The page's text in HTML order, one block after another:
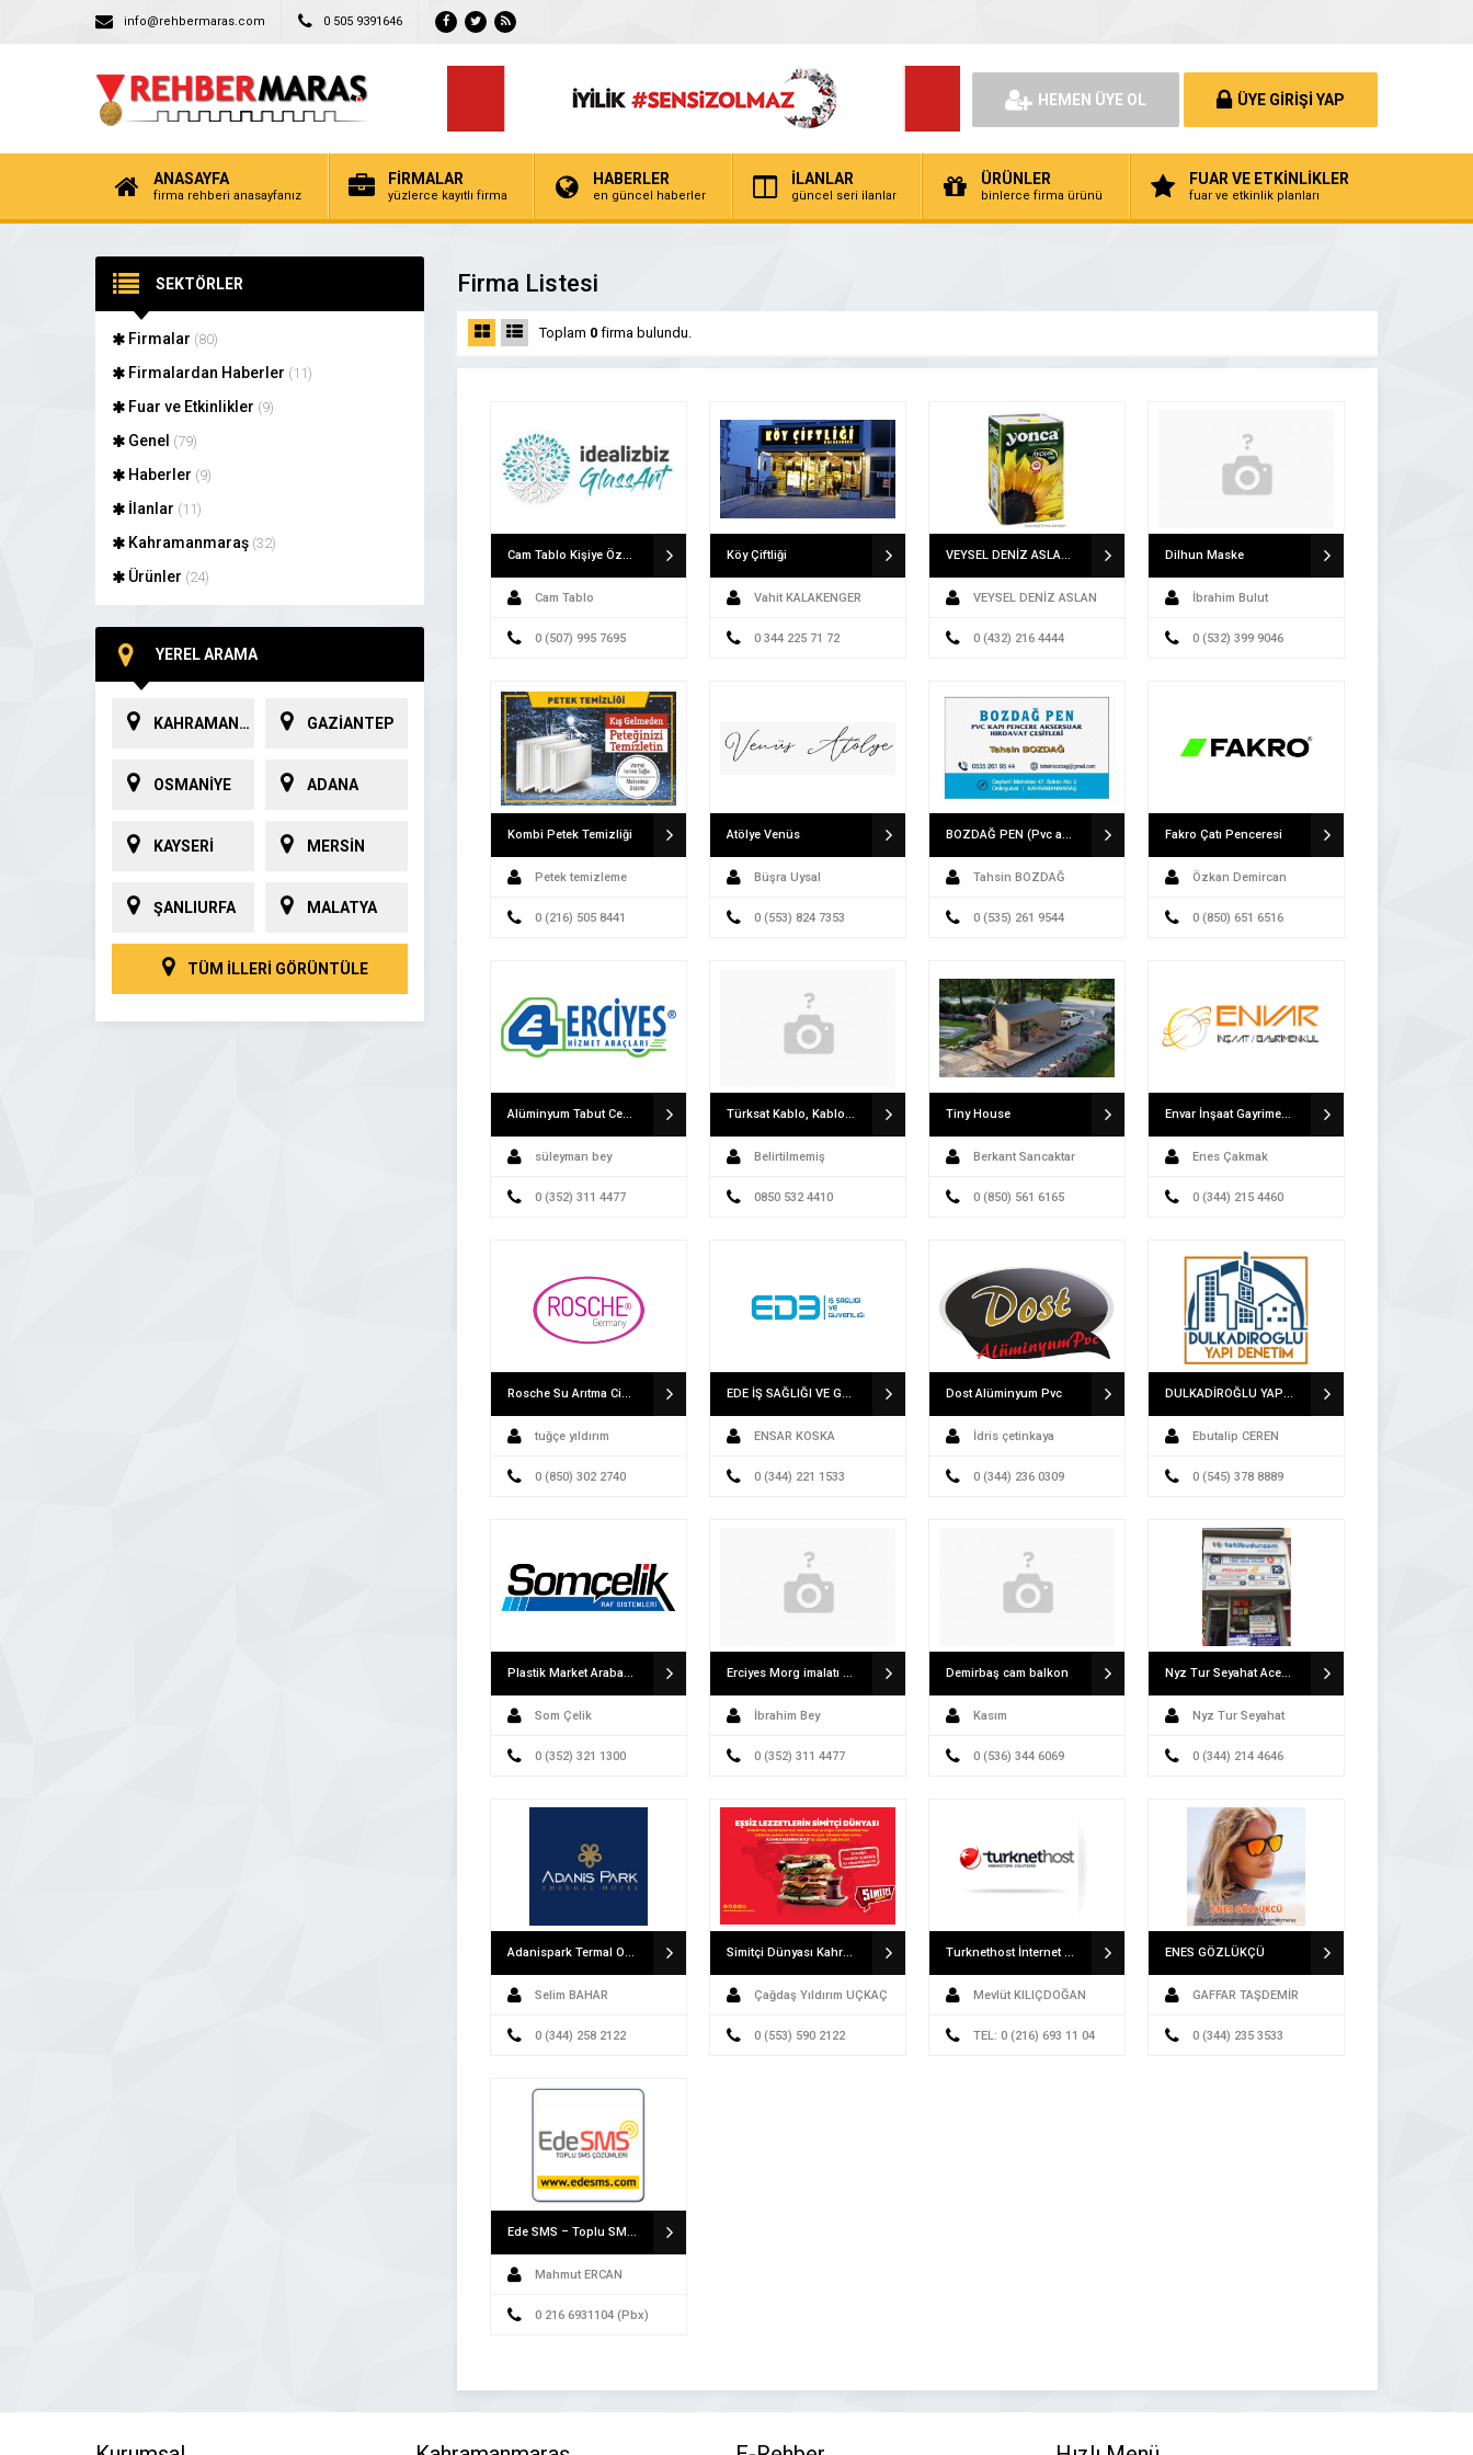
info@rehbermaras.com 0 505 9391646
HEMEN ÜYE OL ÜYE GİRİŞİ YAP
ANASAYFA
firma rehberi anasayfanız
FİRMALAR
yüzlerce kayıtlı firma
HABERLER
en güncel haberler
İLANLAR
güncel seri ilanlar
ÜRÜNLER
binlerce firma ürünü
FUAR VE ETKİNLİKLER
fuar ve etkinlik planları
SEKTÖRLER
Firmalar (80)
Firmalardan Haberler (11)
Fuar ve Etkinlikler (9)
Genel (79)
Haberler (9)
İlanlar (11)
Kahramanmaraş (32)
Ürünler (24)
YEREL ARAMA
KAHRAMANMARAŞ GAZİANTEP
OSMANİYE ADANA
KAYSERİ MERSİN
ŞANLIURFA MALATYA
TÜM İLLERİ GÖRÜNTÜLE
Firma Listesi
Toplam 0 firma bulundu.
Cam Tablo Kişiye Özel Cam Tablo İdealizbiz Cam Tablo Modelleri
Cam Tablo
0 (507) 995 7695
Köy Çiftliği
Vahit KALAKENGER
0 344 225 71 72
VEYSEL DENİZ ASLAN A.Ş VAN GIDA OTOMOTİV ELEKTRİK PETROL ÜRÜNLERİ İNŞAAT TEKSTİL TURİZM İTHALAT İHRACAT SAN.LTD.ŞTİ. A.Ş VAN
VEYSEL DENİZ ASLAN
0 (432) 216 4444
Dilhun Maske
İbrahim Bulut
0 (532) 399 9046
Kombi Petek Temizliği
Petek temizleme
0 (216) 505 8441
Atölye Venüs
Büşra Uysal
0 (553) 824 7353
BOZDAĞ PEN (Pvc aksesuar-hırdavat çeşitleri)
Tahsin BOZDAĞ
0 (535) 261 9544
Fakro Çatı Penceresi
Özkan Demircan
0 (850) 651 6516
Alüminyum Tabut Cenaze Yıkama Römorku Erciyes Hizmet Araçları Cenaze Römorku
süleyman bey
0 (352) 311 4477
Türksat Kablo, Kablonet internet ve Kablo TV
Belirtilmemiş
0850 532 4410
Tiny House
Berkant Sancaktar
0 (850) 561 6165
Envar İnşaat Gayrimenkul
Enes Çakmak
0 (344) 215 4460
Rosche Su Arıtma Cihazları
tuğçe yıldırım
0 (850) 302 2740
EDE İŞ SAĞLIĞI VE GÜVENLİĞİ OSGB SAN. VE TİC LTD. ŞTİ.
ENSAR KOSKA
0 (344) 221 1533
Dost Alüminyum Pvc
İdris çetinkaya
0 (344) 236 0309
DULKADİROĞLU YAPI DENETİM LTD. ŞTİ
Ebutalip CEREN
0 (545) 378 8889
Plastik Market Arabası Depo Rafı Market Rafı İmalatçısı Somçelik Raf Sanayi
Som Çelik
0 (352) 321 1300
Erciyes Morg imalatı Klimalı Tabut Alüminyum Sal Tabut Fabrikası
İbrahim Bey
0 (352) 311 4477
Demirbaş cam balkon
Kasım
0 (536) 344 6069
Nyz Tur Seyahat Acentası
Nyz Tur Seyahat
Acentası0 (344) 214 4646
Adanispark Termal Otel
Selim BAHAR
0 (344) 258 2122
Simitçi Dünyası Kahramanmaraş Tekerek
Çağdaş Yıldırım UÇKAÇ
0 (553) 590 2122
Turknethost İnternet Hizmetleri
Mevlüt KILIÇDOĞAN
TEL: 0 (216) 693 11 04
ENES GÖZLÜKÇÜ
GAFFAR TAŞDEMİR
0 (344) 235 3533
Ede SMS – Toplu SMS Hizmetleri
Mahmut ERCAN
0 216 6931104 (Pbx)